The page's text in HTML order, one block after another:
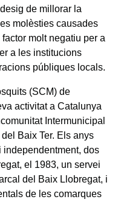
de millorar la
molèsties causades
molt negatiu per a
a les institucions
públiques locals.
(SCM) de
activitat a Catalunya
Intermunicipal
Baix Ter. Els anys
independentment, dos
el 1983, un servei
del Baix Llobregat, i
de les comarques